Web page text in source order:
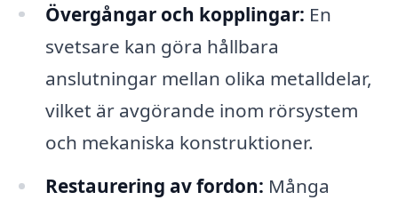
Övergångar och kopplingar: En
svetsare kan göra hållbara
anslutningar mellan olika metalldelar,
vilket är avgörande inom rörsystem
och mekaniska konstruktioner.
Restaurering av fordon: Många